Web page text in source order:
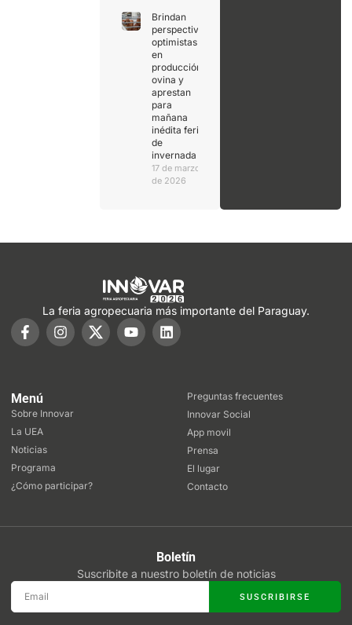
Brindan
perspectivas
optimistas
en
producción
ovina y
aprestan
para
mañana
inédita feria
de
invernada
17 de marzo
de 2026
La feria agropecuaria más importante del Paraguay.
Menú
Sobre Innovar
La UEA
Noticias
Programa
¿Cómo participar?
Preguntas frecuentes
Innovar Social
App movil
Prensa
El lugar
Contacto
Boletín
Suscribite a nuestro boletín de noticias
SUSCRIBIRSE